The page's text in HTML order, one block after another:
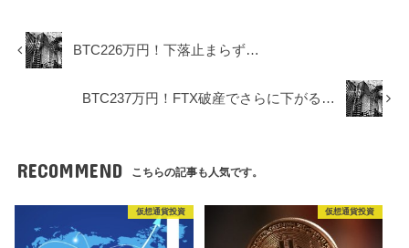
BTC226万円！下落止まらず…
BTC237万円！FTX破産でさらに下がる…
RECOMMEND こちらの記事も人気です。
仮想通貨投資 仮想通貨投資